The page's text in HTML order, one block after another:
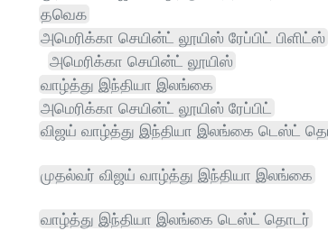
தவெக
அமெரிக்கா செயின்ட் லூயிஸ் ரேப்பிட் பிளிட்ஸ்
அமெரிக்கா செயின்ட் லூயிஸ்
வாழ்த்து இந்தியா இலங்கை
அமெரிக்கா செயின்ட் லூயிஸ் ரேப்பிட்
விஜய் வாழ்த்து இந்தியா இலங்கை டெஸ்ட்
முதல்வர் விஜய் வாழ்த்து இந்தியா இலங்கை
வாழ்த்து இந்தியா இலங்கை டெஸ்ட் தொடர்